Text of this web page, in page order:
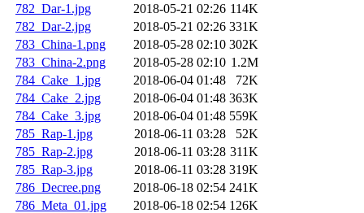
782_Dar-1.jpg
2018-05-21 02:26 114K
782_Dar-2.jpg
2018-05-21 02:26 331K
783_China-1.png
2018-05-28 02:10 302K
783_China-2.png
2018-05-28 02:10 1.2M
784_Cake_1.jpg
2018-06-04 01:48
72K
784_Cake_2.jpg
2018-06-04 01:48 363K
784_Cake_3.jpg
2018-06-04 01:48 559K
785_Rap-1.jpg
2018-06-11 03:28
52K
785_Rap-2.jpg
2018-06-11 03:28 311K
785_Rap-3.jpg
2018-06-11 03:28 319K
786_Decree.png
2018-06-18 02:54 241K
786_Meta_01.jpg
2018-06-18 02:54 126K